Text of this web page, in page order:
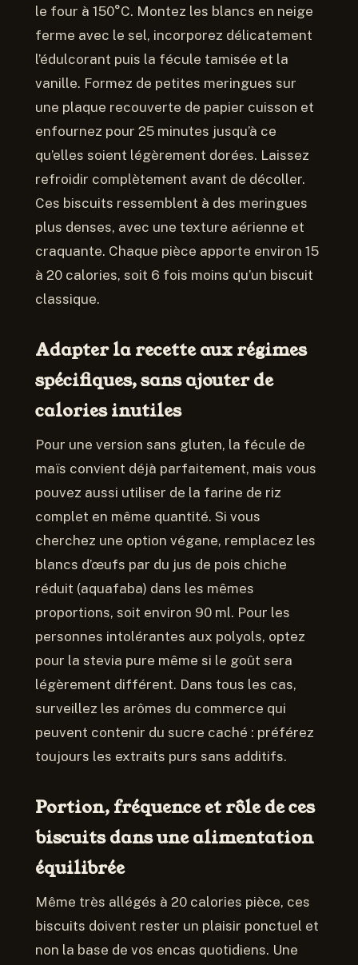
le four à 150°C. Montez les blancs en neige
ferme avec le sel, incorporez délicatement
l’édulcorant puis la fécule tamisée et la
vanille. Formez de petites meringues sur
une plaque recouverte de papier cuisson et
enfournez pour 25 minutes jusqu’à ce
qu’elles soient légèrement dorées. Laissez
refroidir complètement avant de décoller.
Ces biscuits ressemblent à des meringues
plus denses, avec une texture aérienne et
craquante. Chaque pièce apporte environ 15
à 20 calories, soit 6 fois moins qu’un biscuit
classique.
Adapter la recette aux régimes
spécifiques, sans ajouter de
calories inutiles
Pour une version sans gluten, la fécule de
maïs convient déjà parfaitement, mais vous
pouvez aussi utiliser de la farine de riz
complet en même quantité. Si vous
cherchez une option végane, remplacez les
blancs d’œufs par du jus de pois chiche
réduit (aquafaba) dans les mêmes
proportions, soit environ 90 ml. Pour les
personnes intolérantes aux polyols, optez
pour la stevia pure même si le goût sera
légèrement différent. Dans tous les cas,
surveillez les arômes du commerce qui
peuvent contenir du sucre caché : préférez
toujours les extraits purs sans additifs.
Portion, fréquence et rôle de ces
biscuits dans une alimentation
équilibrée
Même très allégés à 20 calories pièce, ces
biscuits doivent rester un plaisir ponctuel et
non la base de vos encas quotidiens. Une